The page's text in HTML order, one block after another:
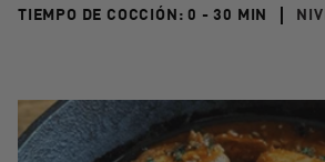
TIEMPO DE COCCIÓN:0 - 30 MIN 0 TO